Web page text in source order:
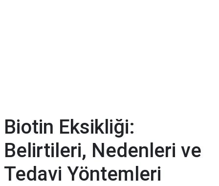
Biotin Eksikliği:
Belirtileri, Nedenleri ve
Tedavi Yöntemleri